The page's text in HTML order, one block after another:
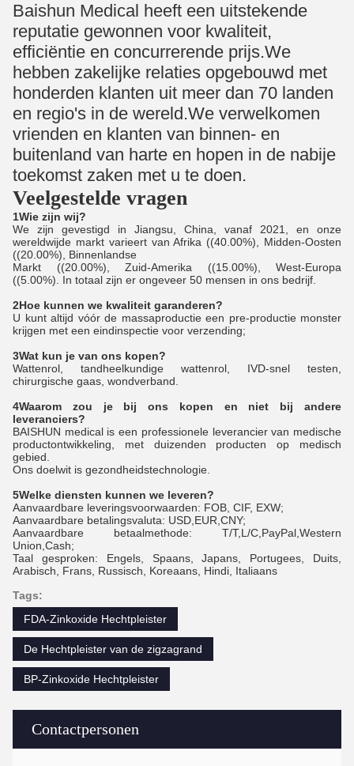
Contactpersonen
Baishun Medical heeft een uitstekende
reputatie gewonnen voor kwaliteit,
efficiëntie en concurrerende prijs.We
hebben zakelijke relaties opgebouwd met
honderden klanten uit meer dan 70 landen
en regio's in de wereld.We verwelkomen
vrienden en klanten van binnen- en
buitenland van harte en hopen in de nabije
toekomst zaken met u te doen.
Veelgestelde vragen
1Wie zijn wij?
We zijn gevestigd in Jiangsu, China, vanaf 2021, en onze
wereldwijde markt varieert van Afrika ((40.00%), Midden-Oosten
((20.00%), Binnenlandse
Markt ((20.00%), Zuid-Amerika ((15.00%), West-Europa
((5.00%). In totaal zijn er ongeveer 50 mensen in ons bedrijf.
2Hoe kunnen we kwaliteit garanderen?
U kunt altijd vóór de massaproductie een pre-productie monster
krijgen met een eindinspectie voor verzending;
3Wat kun je van ons kopen?
Wattenrol, tandheelkundige wattenrol, IVD-snel testen,
chirurgische gaas, wondverband.
4Waarom zou je bij ons kopen en niet bij andere
leveranciers?
BAISHUN medical is een professionele leverancier van medische
productontwikkeling, met duizenden producten op medisch
gebied.
Ons doelwit is gezondheidstechnologie.
5Welke diensten kunnen we leveren?
Aanvaardbare leveringsvoorwaarden: FOB, CIF, EXW;
Aanvaardbare betalingsvaluta: USD,EUR,CNY;
Aanvaardbare betaalmethode: T/T,L/C,PayPal,Western
Union,Cash;
Taal gesproken: Engels, Spaans, Japans, Portugees, Duits,
Arabisch, Frans, Russisch, Koreaans, Hindi, Italiaans
Tags:
FDA-Zinkoxide Hechtpleister
De Hechtpleister van de zigzagrand
BP-Zinkoxide Hechtpleister